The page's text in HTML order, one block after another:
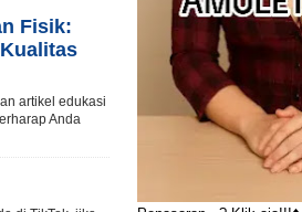
Fisik:
artikel edukasi
Anda